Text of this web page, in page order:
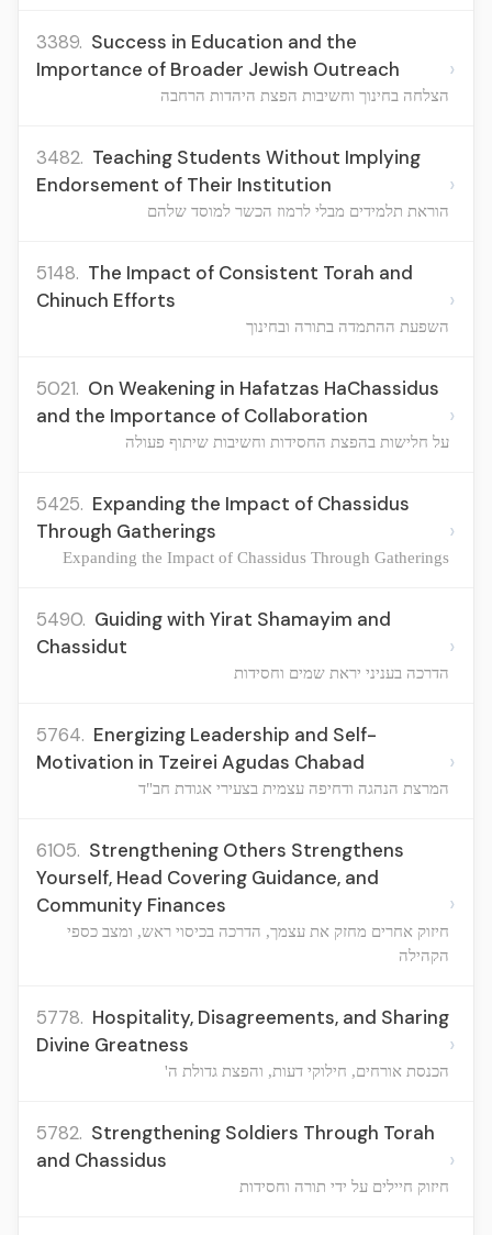
3389. Success in Education and the
Importance of Broader Jewish Outreach
הצלחה בחינוך וחשיבות הפצת היהדות הרחבה
›
3482. Teaching Students Without Implying
Endorsement of Their Institution
הוראת תלמידים מבלי לרמוז הכשר למוסד שלהם
›
5148. The Impact of Consistent Torah and
Chinuch Efforts
השפעת ההתמדה בתורה ובחינוך
›
5021. On Weakening in Hafatzas HaChassidus
and the Importance of Collaboration
על חלישות בהפצת החסידות וחשיבות שיתוף פעולה
›
5425. Expanding the Impact of Chassidus
Through Gatherings
Expanding the Impact of Chassidus Through Gatherings
›
5490. Guiding with Yirat Shamayim and
Chassidut
הדרכה בעניני יראת שמים וחסידות
›
5764. Energizing Leadership and Self-
Motivation in Tzeirei Agudas Chabad
המרצת הנהגה ודחיפה עצמית בצעירי אגודת חב"ד
›
6105. Strengthening Others Strengthens
Yourself, Head Covering Guidance, and
Community Finances
חיזוק אחרים מחזק את עצמך, הדרכה בכיסוי ראש, ומצב כספי
הקהילה
›
5778. Hospitality, Disagreements, and Sharing
Divine Greatness
הכנסת אורחים, חילוקי דעות, והפצת גדולת ה'
›
5782. Strengthening Soldiers Through Torah
and Chassidus
חיזוק חיילים על ידי תורה וחסידות
›